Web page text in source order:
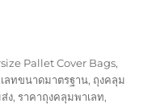
ทขนาดใหญ่”
Pallet Cover Bags,
ลทขนาดมาตรฐาน, ถุงคลุม
ง,ราคาถุงคลุมพาเลท,